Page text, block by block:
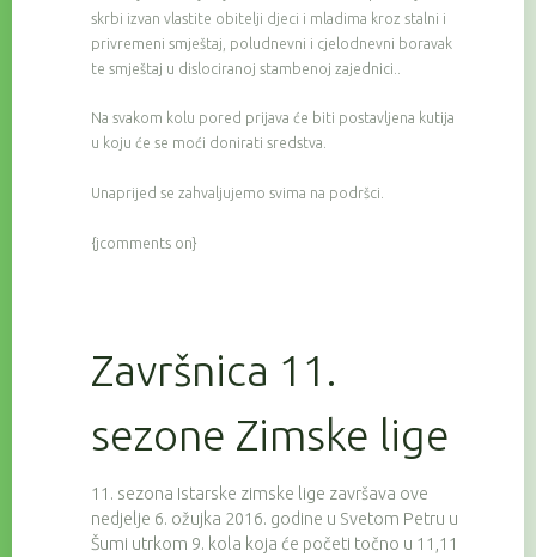
skrbi izvan vlastite obitelji djeci i mladima kroz stalni i
privremeni smještaj, poludnevni i cjelodnevni boravak
te smještaj u dislociranoj stambenoj zajednici..
Na svakom kolu pored prijava će biti postavljena kutija
u koju će se moći donirati sredstva.
Unaprijed se zahvaljujemo svima na podršci.
{jcomments on}
Završnica 11.
sezone Zimske lige
11. sezona Istarske zimske lige završava ove
nedjelje 6. ožujka 2016. godine u Svetom Petru u
Šumi utrkom 9. kola koja će početi točno u 11,11